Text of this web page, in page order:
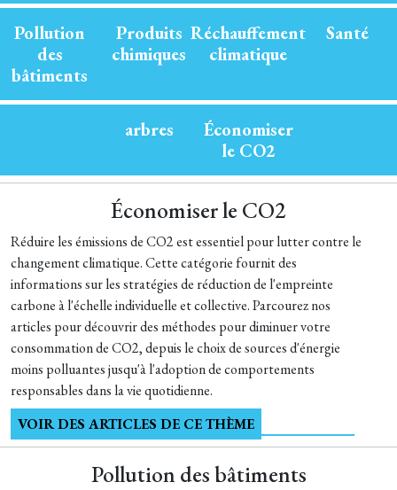
Pollution
des
bâtiments
Produits
chimiques
Réchauffement
climatique
Santé
arbres
Économiser
le CO2
Économiser le CO2
Réduire les émissions de CO2 est essentiel pour lutter contre le
changement climatique. Cette catégorie fournit des
informations sur les stratégies de réduction de l'empreinte
carbone à l'échelle individuelle et collective. Parcourez nos
articles pour découvrir des méthodes pour diminuer votre
consommation de CO2, depuis le choix de sources d'énergie
moins polluantes jusqu'à l'adoption de comportements
responsables dans la vie quotidienne.
VOIR DES ARTICLES DE CE THÈME
Pollution des bâtiments